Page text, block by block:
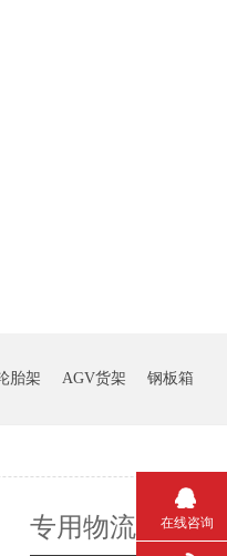
胎架 AGV货架 钢板箱
专用物流器具
在线咨询